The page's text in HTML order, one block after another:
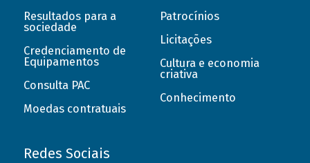
Resultados para a
sociedade
Credenciamento de
Equipamentos
Consulta PAC
Moedas contratuais
Patrocínios
Licitações
Cultura e economia
criativa
Conhecimento
Redes Sociais